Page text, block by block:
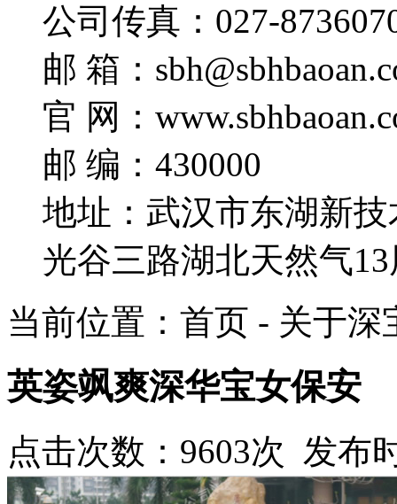
公司传真：027-
邮 箱：
官 网：
邮 编：430000
地址：武汉市东湖新
光谷三路湖北天然气13
当前位置：首页 - 关于
英姿飒爽深华宝女保安
点击次数：9603次 发布